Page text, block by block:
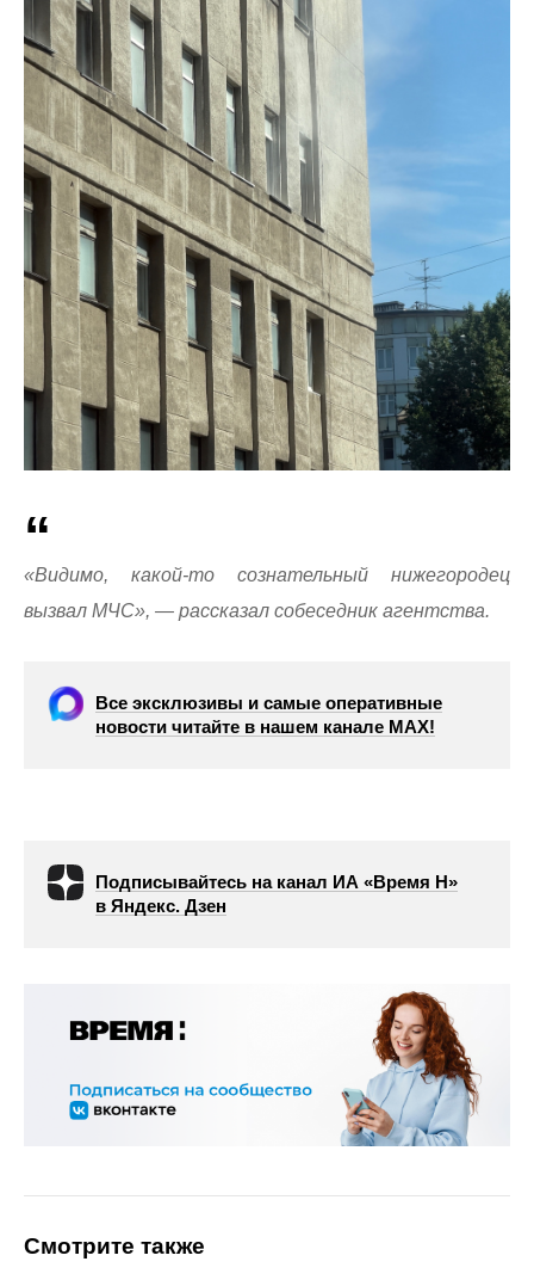
«Видимо, какой-то сознательный нижегородец
вызвал МЧС», — рассказал собеседник агентства.
Все эксклюзивы и самые оперативные
новости читайте в нашем канале МАХ!
Подписывайтесь на канал ИА «Время Н»
в Яндекс. Дзен
Смотрите также